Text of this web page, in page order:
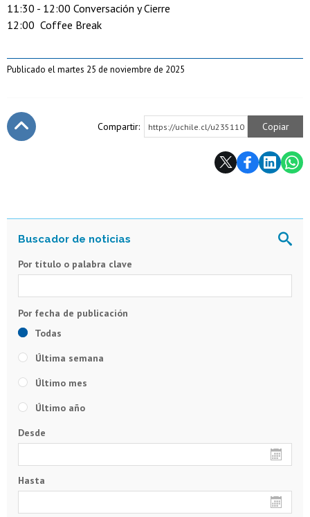
11:30 - 12:00 Conversación y Cierre
12:00 Coffee Break
Publicado el martes 25 de noviembre de 2025
Compartir: https://uchile.cl/u235110 Copiar
Por título o palabra clave
Todas
Última semana
Último mes
Último año
Desde
Hasta